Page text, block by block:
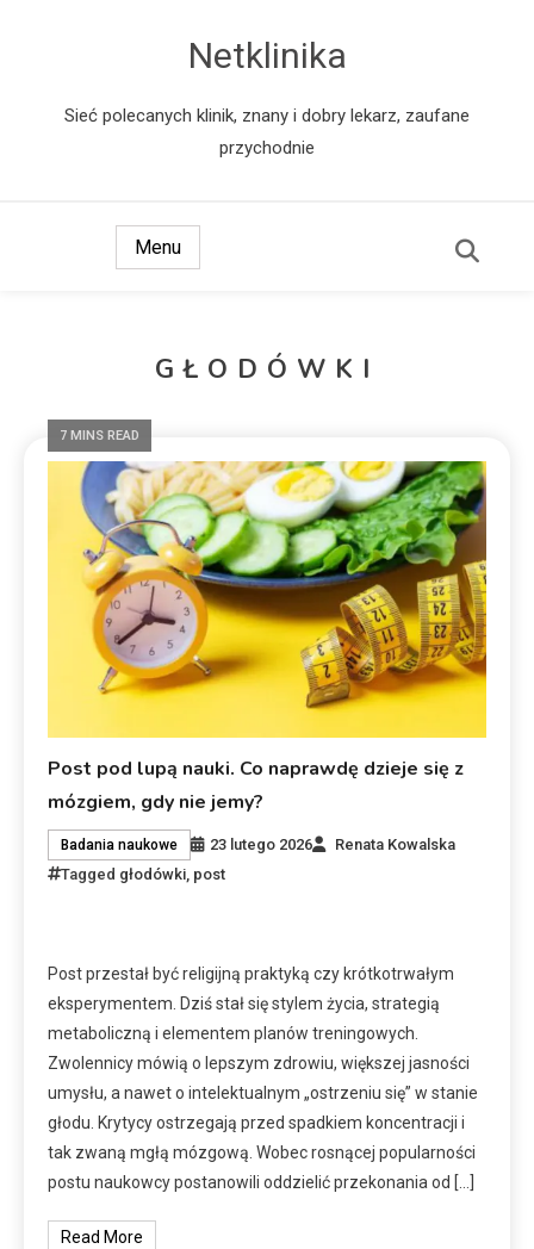
Netklinika
Sieć polecanych klinik, znany i dobry lekarz, zaufane
przychodnie
Menu
GŁODÓWKI
7 MINS READ
Post pod lupą nauki. Co naprawdę dzieje się z
mózgiem, gdy nie jemy?
Badania naukowe 23 lutego 2026
Renata Kowalska
Tagged głodówki post
Post przestał być religijną praktyką czy krótkotrwałym
eksperymentem. Dziś stał się stylem życia, strategią
metaboliczną i elementem planów treningowych.
Zwolennicy mówią o lepszym zdrowiu, większej jasności
umysłu, a nawet o intelektualnym „ostrzeniu się” w stanie
głodu. Krytycy ostrzegają przed spadkiem koncentracji i
tak zwaną mgłą mózgową. Wobec rosnącej popularności
postu naukowcy postanowili oddzielić przekonania od […]
Read More